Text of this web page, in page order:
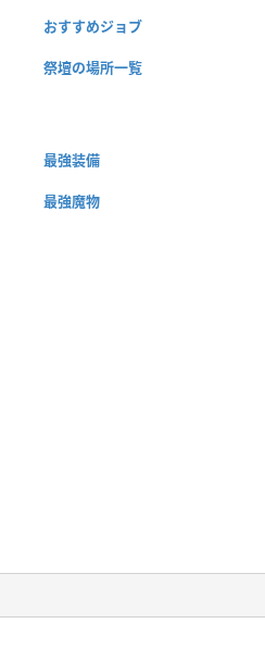
おすすめジョブ
祭壇の場所一覧
最強装備
最強魔物